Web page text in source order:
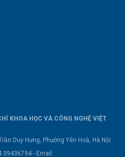
KHOA HỌC VÀ CÔNG NGHỆ VIỆT
Duy Hưng, Phường Yên Hoà, Hà Nội
39436794 - Email: